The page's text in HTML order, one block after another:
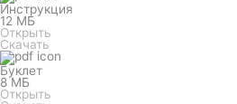
Инструкция
12 МБ
Открыть
Скачать
Буклет
8 МБ
Открыть